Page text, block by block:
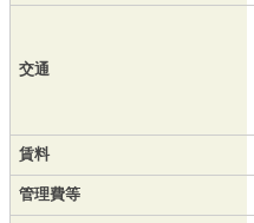
交通
賃料
管理費等